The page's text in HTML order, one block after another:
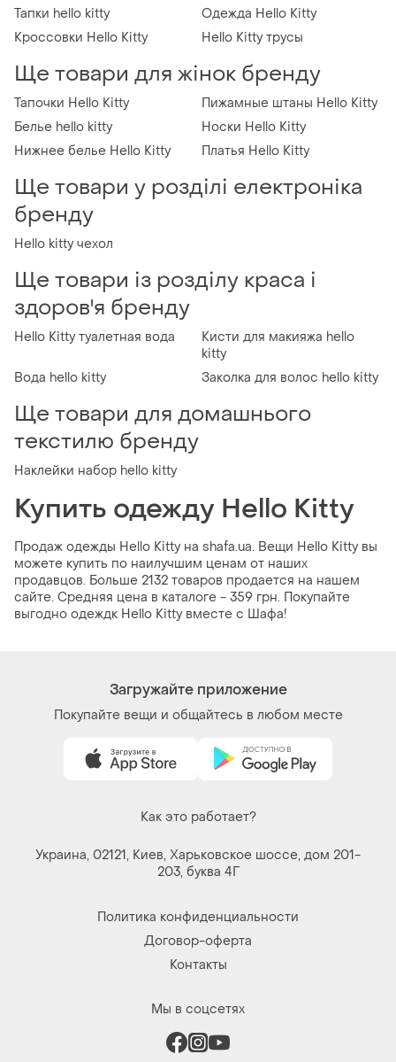
Тапки hello kitty
Одежда Hello Kitty
Кроссовки Hello Kitty
Hello Kitty трусы
Ще товари для жінок бренду
Тапочки Hello Kitty
Пижамные штаны Hello Kitty
Белье hello kitty
Носки Hello Kitty
Нижнее белье Hello Kitty
Платья Hello Kitty
Ще товари у розділі електроніка
бренду
Hello kitty чехол
Ще товари із розділу краса і
здоров'я бренду
Hello Kitty туалетная вода
Кисти для макияжа hello
kitty
Вода hello kitty
Заколка для волос hello kitty
Ще товари для домашнього
текстилю бренду
Наклейки набор hello kitty
Купить одежду Hello Kitty
Продаж одежды Hello Kitty на shafa.ua. Вещи Hello Kitty вы
можете купить по наилучшим ценам от наших
продавцов. Больше 2132 товаров продается на нашем
сайте. Средняя цена в каталоге - 359 грн. Покупайте
выгодно одеждк Hello Kitty вместе с Шафа!
Загружайте приложение
Покупайте вещи и общайтесь в любом месте
Как это работает?
Украина, 02121, Киев, Харьковское шоссе, дом 201-
203, буква 4Г
Политика конфиденциальности
Договор-оферта
Контакты
Мы в соцсетях